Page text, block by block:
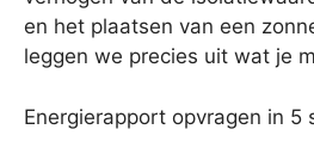
en het plaatsen van een
leggen we precies uit wat je
Energierapport opvragen in 5